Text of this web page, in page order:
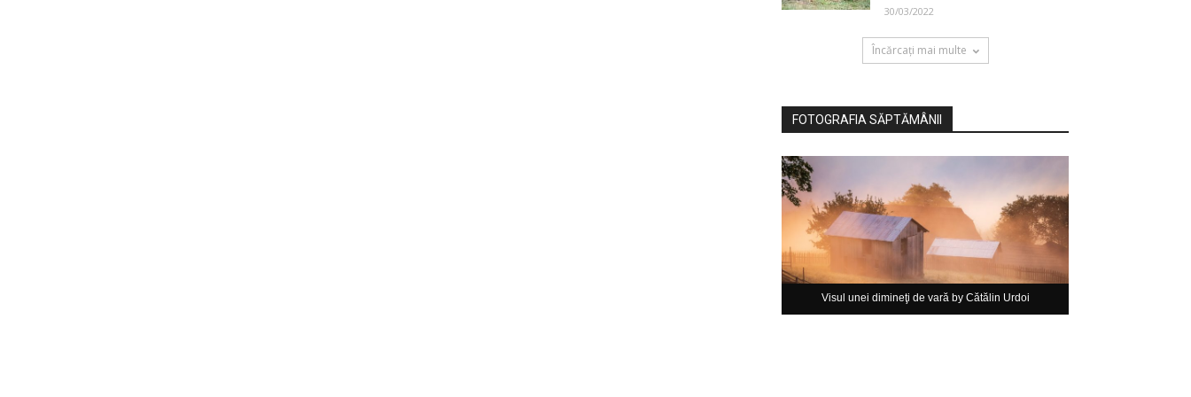
30/03/2022
Încărcați mai multe
FOTOGRAFIA SĂPTĂMÂNII
Visul unei dimineţi de vară by Cătălin Urdoi